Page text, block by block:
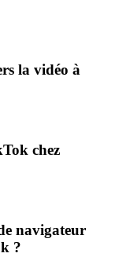
la vidéo à
chez
navigateur
?